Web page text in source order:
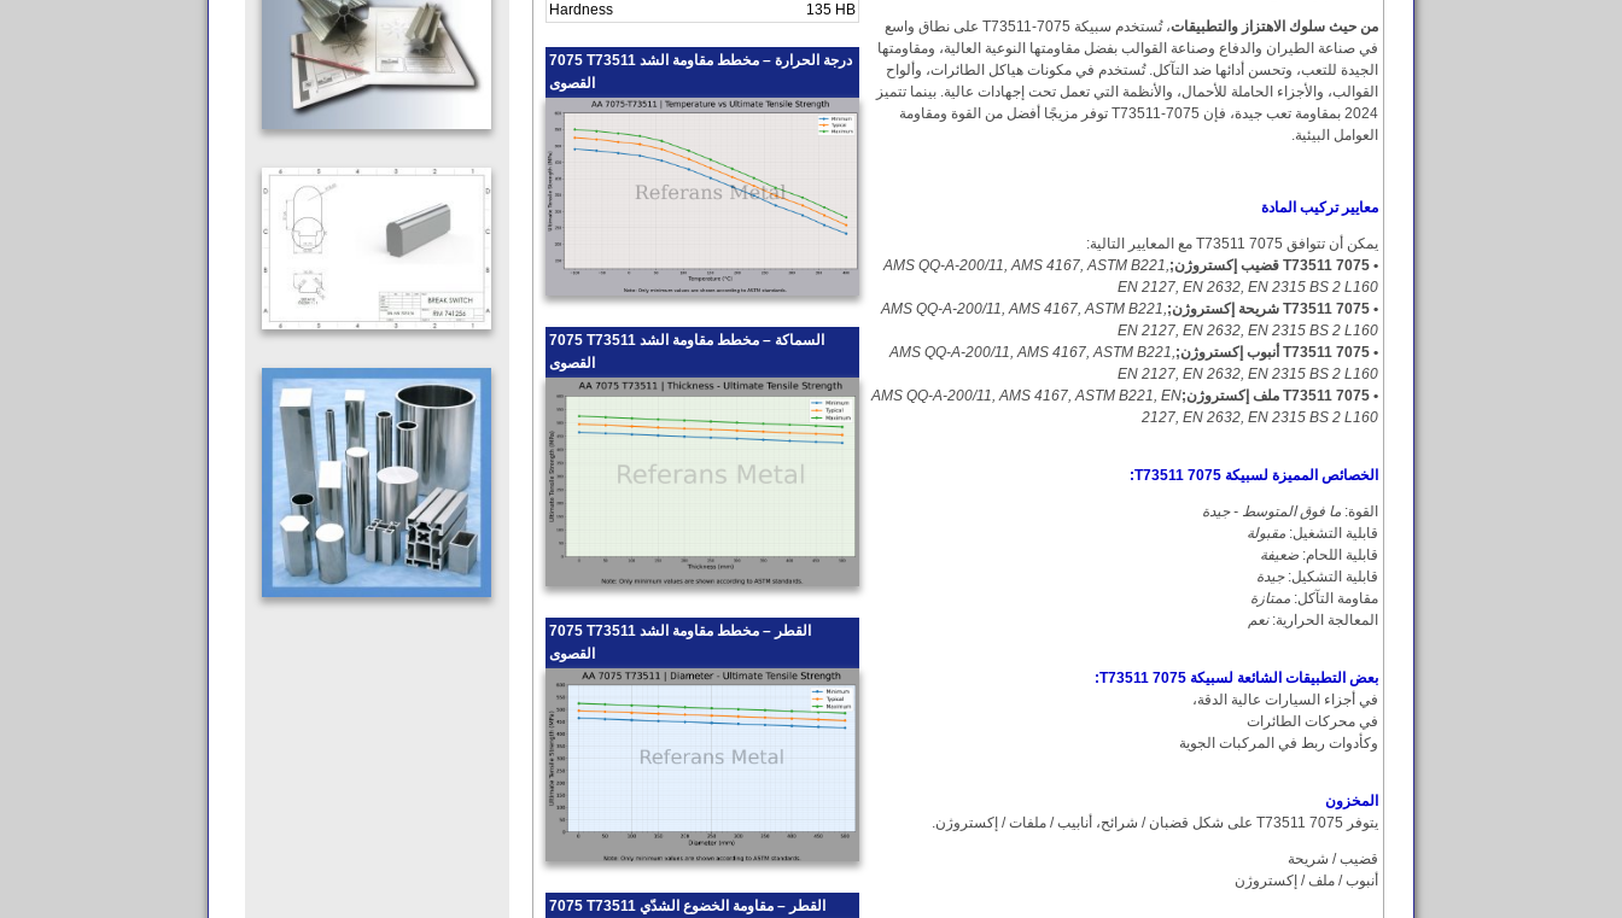
Hardness
135 HB
7075 T73511 درجة الحرارة – مخطط مقاومة الشد
القصوى
7075 T73511 السماكة – مخطط مقاومة الشد
القصوى
7075 T73511 القطر – مخطط مقاومة الشد
القصوى
7075 T73511 القطر – مقاومة الخضوع الشدّي
من حيث سلوك الاهتزاز والتطبيقات
، تُستخدم سبيكة 7075-T73511 على نطاق واسع
في صناعة الطيران والدفاع وصناعة القوالب بفضل مقاومتها النوعية العالية، ومقاومتها
الجيدة للتعب، وتحسن أدائها ضد التآكل. تُستخدم في مكونات هياكل الطائرات، وألواح
القوالب، والأجزاء الحاملة للأحمال، والأنظمة التي تعمل تحت إجهادات عالية. بينما تتميز
2024 بمقاومة تعب جيدة، فإن 7075-T73511 توفر مزيجًا أفضل من القوة ومقاومة
العوامل البيئية.
معايير تركيب المادة
يمكن أن تتوافق 7075 T73511 مع المعايير التالية:
• 7075 T73511 قضيب إكستروژن;
AMS QQ-A-200/11, AMS 4167, ASTM B221,
EN 2127, EN 2632, EN 2315 BS 2 L160
• 7075 T73511 شريحة إكستروژن;
AMS QQ-A-200/11, AMS 4167, ASTM B221,
EN 2127, EN 2632, EN 2315 BS 2 L160
• 7075 T73511 أنبوب إكستروژن;
AMS QQ-A-200/11, AMS 4167, ASTM B221,
EN 2127, EN 2632, EN 2315 BS 2 L160
• 7075 T73511 ملف إكستروژن;
AMS QQ-A-200/11, AMS 4167, ASTM B221, EN
2127, EN 2632, EN 2315 BS 2 L160
الخصائص المميزة لسبيكة 7075 T73511:
القوة: ما فوق المتوسط - جيدة
قابلية التشغيل: مقبولة
قابلية اللحام: ضعيفة
قابلية التشكيل:جيدة
مقاومة التآكل: ممتازة
المعالجة الحرارية:نعم
بعض التطبيقات الشائعة لسبيكة 7075 T73511:
في أجزاء السيارات عالية الدقة،
في محركات الطائرات
وكأدوات ربط في المركبات الجوية
المخزون
يتوفر 7075 T73511 على شكل قضبان / شرائح، أنابيب / ملفات / إكستروژن.
قضيب / شريحة
أنبوب / ملف / إكستروژن